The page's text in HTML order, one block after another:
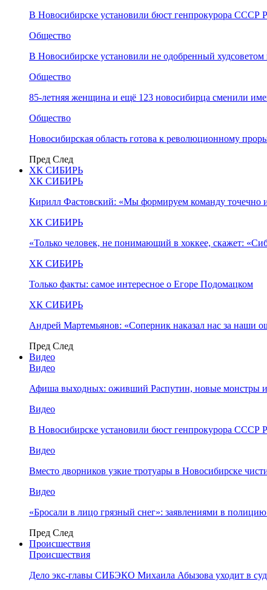
В Новосибирске установили бюст генпрокурора СССР
Общество
В Новосибирске установили не одобренный
Общество
85-летняя женщина и ещё 123 новосибирца сменили
Общество
Новосибирская область готова к революционному
Пред След
ХК СИБИРЬ
ХК СИБИРЬ
Кирилл Фастовский: «Мы формируем команду точечно и
ХК СИБИРЬ
«Только человек, не понимающий в хоккее, скажет:
ХК СИБИРЬ
Только факты: самое интересное о Егоре Подомацком
ХК СИБИРЬ
Андрей Мартемьянов: «Соперник наказал нас за наши
Пред След
Видео
Видео
Афиша выходных: оживший Распутин, новые монстры и
Видео
В Новосибирске установили бюст генпрокурора СССР
Видео
Вместо дворников узкие тротуары в Новосибирске
Видео
«Бросали в лицо грязный снег»: заявлениями в
Пред След
Происшествия
Происшествия
Дело экс-главы СИБЭКО Михаила Абызова уходит в суд